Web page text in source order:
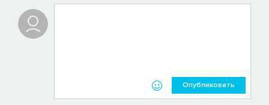
Опубликовать